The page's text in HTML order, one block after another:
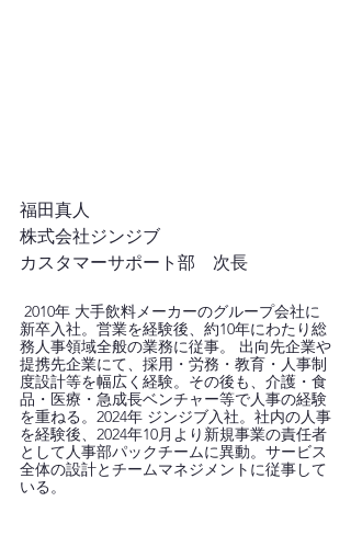
福田真人
株式会社ジンジブ
カスタマーサポート部　次長
2010年 大手飲料メーカーのグループ会社に
新卒入社。営業を経験後、約10年にわたり総
務人事領域全般の業務に従事。 出向先企業や
提携先企業にて、採用・労務・教育・人事制
度設計等を幅広く経験。その後も、介護・食
品・医療・急成長ベンチャー等で人事の経験
を重ねる。2024年 ジンジブ入社。社内の人事
を経験後、2024年10月より新規事業の責任者
として人事部パックチームに異動。サービス
全体の設計とチームマネジメントに従事して
いる。